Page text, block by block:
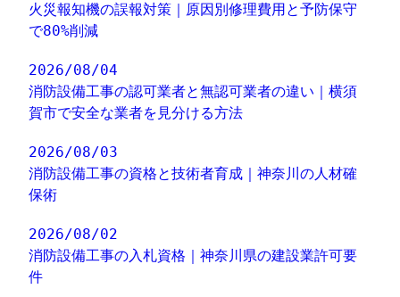
火災報知機の誤報対策｜原因別修理費用と予防保守
で80%削減
2026/08/04
消防設備工事の認可業者と無認可業者の違い｜横須
賀市で安全な業者を見分ける方法
2026/08/03
消防設備工事の資格と技術者育成｜神奈川の人材確
保術
2026/08/02
消防設備工事の入札資格｜神奈川県の建設業許可要
件